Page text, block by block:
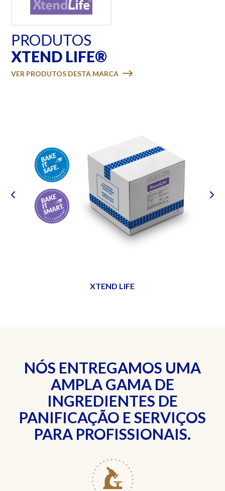
PRODUTOS
XTEND LIFE®
VER PRODUTOS DESTA MARCA
XTEND LIFE
NÓS ENTREGAMOS UMA
AMPLA GAMA DE
INGREDIENTES DE
PANIFICAÇÃO E SERVIÇOS
PARA PROFISSIONAIS.